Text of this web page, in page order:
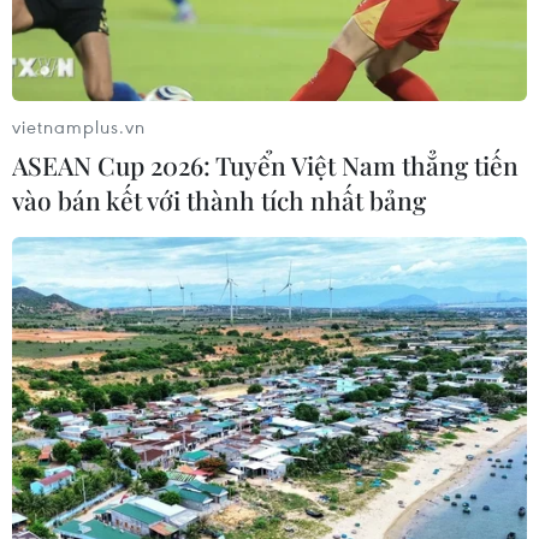
Chuyên gia quốc tế đánh giá tích cực
về tiền đồng của Việt Nam
07/08/2026 12:46
Phép thử sức chống chịu của kinh tế
ASEAN
07/08/2026 12:35
Thuế polysilicon: Doanh nghiệp Hàn
Quốc tại Mỹ có lợi thế
07/08/2026 12:17
vietnamplus.vn
ASEAN Cup 2026: Tuyển Việt Nam thẳng tiến
vào bán kết với thành tích nhất bảng